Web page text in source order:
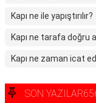
Kapı ne ile yapıştırılır?
Kapı ne tarafa doğru
Kapı ne zaman icat
SON